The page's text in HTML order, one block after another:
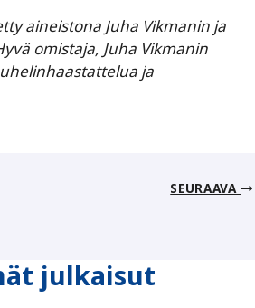
aineistona Juha Vikmanin ja
omistaja, Juha Vikmanin
ja
SEURAAVA
julkaisut